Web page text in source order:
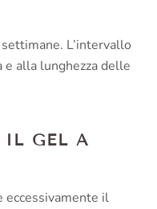
L’intervallo
e alla lunghezza delle
IL GEL A
eccessivamente il